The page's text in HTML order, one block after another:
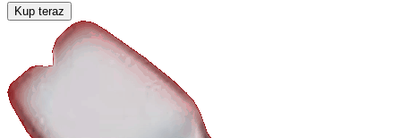
Kup teraz